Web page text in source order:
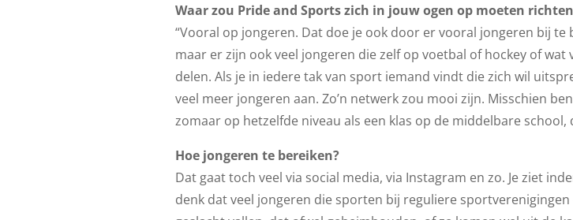
Waar zou Pride and Sports zich in jouw ogen op moeten
“Vooral op jongeren. Dat doe je ook door er vooral jongeren bij
maar er zijn ook veel jongeren die zelf op voetbal of hockey of
delen. Als je in iedere tak van sport iemand vindt die zich wil
veel meer jongeren aan. Zo’n netwerk zou mooi zijn. Misschien
zomaar op hetzelfde niveau als een klas op de middelbare
Hoe jongeren te bereiken?
Dat gaat toch veel via social media, via Instagram en zo. Je ziet
denk dat veel jongeren die sporten bij reguliere